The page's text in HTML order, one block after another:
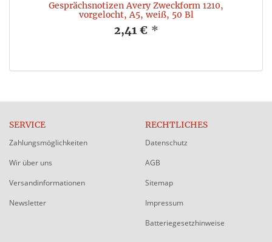
Gesprächsnotizen Avery Zweckform 1210,
vorgelocht, A5, weiß, 50 Bl
2,41 € *
SERVICE
Zahlungsmöglichkeiten
Wir über uns
Versandinformationen
Newsletter
RECHTLICHES
Datenschutz
AGB
Sitemap
Impressum
Batteriegesetzhinweise